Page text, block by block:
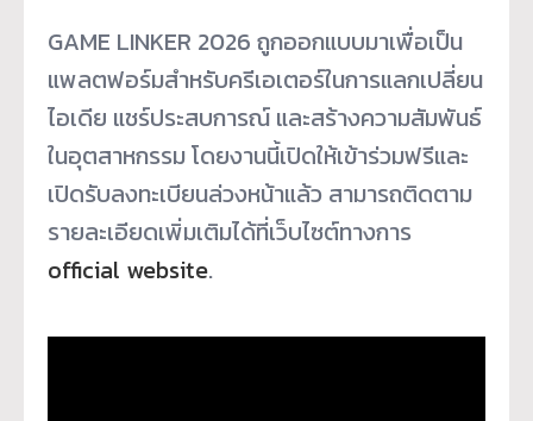
GAME LINKER 2026 ถูกออกแบบมาเพื่อเป็น
แพลตฟอร์มสำหรับครีเอเตอร์ในการแลกเปลี่ยน
ไอเดีย แชร์ประสบการณ์ และสร้างความสัมพันธ์
ในอุตสาหกรรม โดยงานนี้เปิดให้เข้าร่วมฟรีและ
เปิดรับลงทะเบียนล่วงหน้าแล้ว สามารถติดตาม
รายละเอียดเพิ่มเติมได้ที่เว็บไซต์ทางการ
official website.